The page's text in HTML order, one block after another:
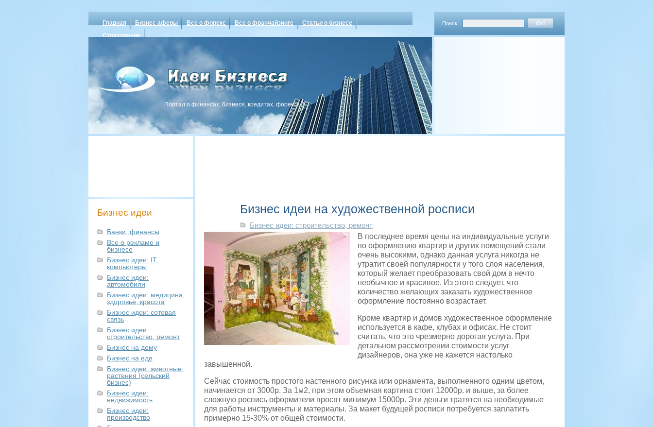
Главная Бизнес аферы Все о форекс Все о франчайзинге
Статьи о бизнесе
Страхование
Поиск:
Портал о финансах, бизнесе, кредитах, форексе
Бизнес идеи
Банки, финансы
Все о рекламе и
бизнесе
Бизнес идеи: IT,
компьютеры
Бизнес идеи:
автомобили
Бизнес идеи: медицина,
здоровье, красота
Бизнес идеи: сотовая
связь
Бизнес идеи:
строительство, ремонт
Бизнес на дому
Бизнес на еде
Бизнес идеи: животные,
растения (сельский
бизнес)
Бизнес идеи:
недвижимость
Бизнес идеи:
производство
Бизнес идеи на художественной росписи
Бизнес идеи: строительство, ремонт
В последнее время цены на индивидуальные услуги
по оформлению квартир и других помещений стали
очень высокими, однако данная услуга никогда не
утратит своей популярности у того слоя населения,
который желает преобразовать свой дом в нечто
необычное и красивое. Из этого следует, что
количество желающих заказать художественное
оформление постоянно возрастает.
Кроме квартир и домов художественное оформление
используется в кафе, клубах и офисах. Не стоит
считать, что это чрезмерно дорогая услуга. При
детальном рассмотрении стоимости услуг
дизайнеров, она уже не кажется настолько
завышенной.
Сейчас стоимость простого настенного рисунка или орнамента, выполненного одним цветом,
начинается от 3000р. За 1м2, при этом объемная картина стоит 12000р. и выше, за более
сложную роспись оформители просят минимум 15000р. Эти деньги тратятся на необходимые
для работы инструменты и материалы. За макет будущей росписи потребуется заплатить
примерно 15-30% от общей стоимости.